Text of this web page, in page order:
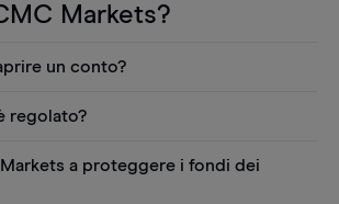
Markets?
un conto?
gratuitamente i prezzi e
come grafici, notizie Reuters
sui titoli azionari di
regolato?
federale tedesca di
a proteggere i fondi dei